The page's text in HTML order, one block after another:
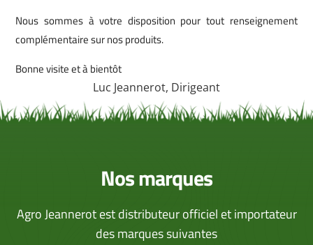
Nous sommes à votre disposition pour tout renseignement
complémentaire sur nos produits.
Bonne visite et à bientôt
Luc Jeannerot, Dirigeant
Nos marques
Agro Jeannerot est distributeur officiel et importateur
des marques suivantes